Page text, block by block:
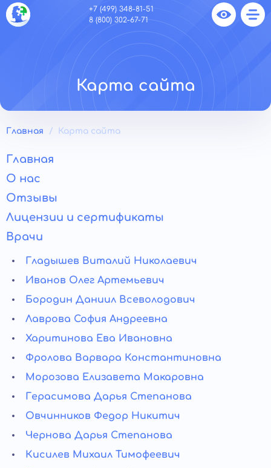
+7 (499) 348-81-51
8 (800) 302-67-71
Карта сайта
Главная Карта сайта
Главная
О нас
Отзывы
Лицензии и сертификаты
Врачи
Гладышев Виталий Николаевич
Иванов Олег Артемьевич
Бородин Даниил Всеволодович
Лаврова София Андреевна
Харитинова Ева Ивановна
Фролова Варвара Константиновна
Морозова Елизавета Макаровна
Герасимова Дарья Степанова
Овчинников Федор Никитич
Чернова Дарья Степанова
Кисилев Михаил Тимофеевич